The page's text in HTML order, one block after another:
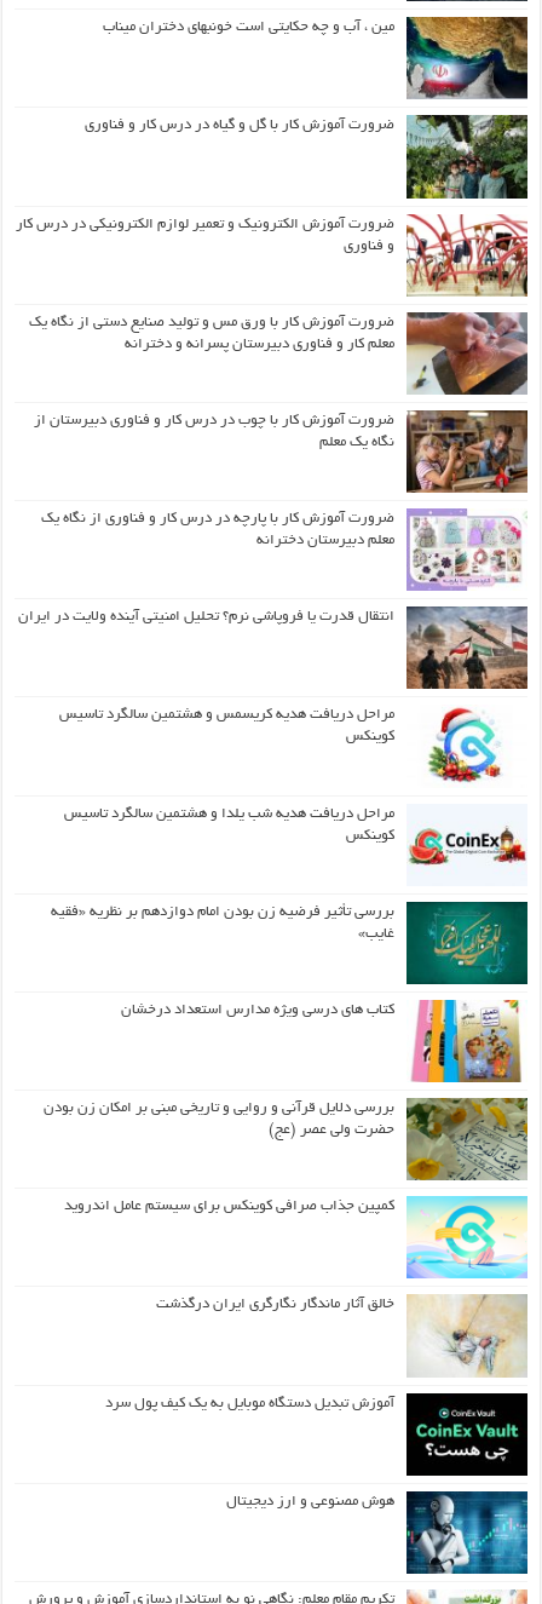
مین ، آب و چه حکایتی است خونبهای دختران میناب
ضرورت آموزش کار با گل و گیاه در درس کار و فناوری
ضرورت آموزش الکترونیک و تعمیر لوازم الکترونیکی در درس کار
و فناوری
ضرورت آموزش کار با ورق مس و تولید صنایع دستی از نگاه یک
معلم کار و فناوری دبیرستان پسرانه و دخترانه
ضرورت آموزش کار با چوب در درس کار و فناوری دبیرستان از
نگاه یک معلم
ضرورت آموزش کار با پارچه در درس کار و فناوری از نگاه یک
معلم دبیرستان دخترانه
انتقال قدرت یا فروپاشی نرم؟ تحلیل امنیتی آینده ولایت در ایران
مراحل دریافت هدیه کریسمس و هشتمین سالگرد تاسیس
کوینکس
مراحل دریافت هدیه شب یلدا و هشتمین سالگرد تاسیس
کوینکس
بررسی تأثیر فرضیه زن بودن امام دوازدهم بر نظریه «فقیه
غایب»
کتاب های درسی ویژه مدارس استعداد درخشان
بررسی دلایل قرآنی و روایی و تاریخی مبنی بر امکان زن بودن
حضرت ولی عصر (عج)
کمپین جذاب صرافی کوینکس برای سیستم عامل اندروید
خالق آثار ماندگار نگارگری ایران درگذشت
آموزش تبدیل دستگاه موبایل به یک کیف‌ پول سرد
هوش مصنوعی و ارز دیجیتال
تکریم مقام معلم: نگاهی نو به استانداردسازی آموزش و پرورش